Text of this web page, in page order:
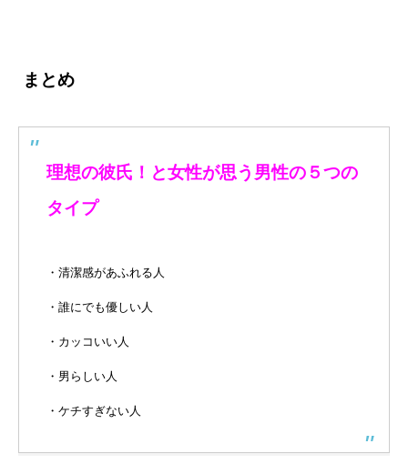
まとめ
理想の彼氏！と女性が思う男性の５つの
タイプ
・清潔感があふれる人
・誰にでも優しい人
・カッコいい人
・男らしい人
・ケチすぎない人